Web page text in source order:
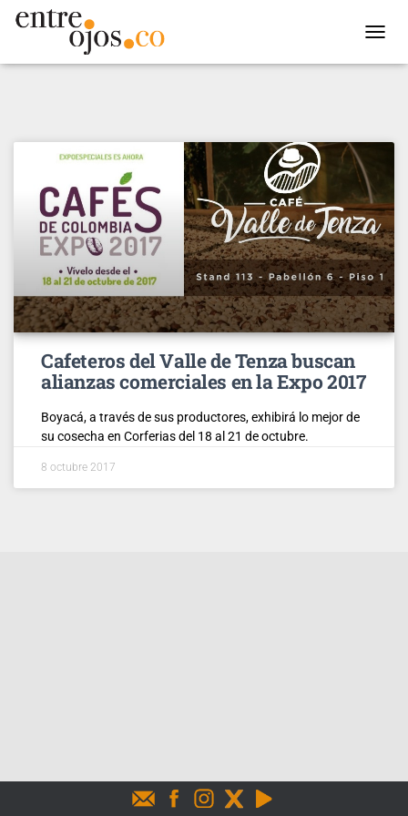
Cafeteros del Valle de Tenza buscan
alianzas comerciales en la Expo 2017
Boyacá, a través de sus productores, exhibirá lo mejor de
su cosecha en Corferias del 18 al 21 de octubre.
8 octubre 2017